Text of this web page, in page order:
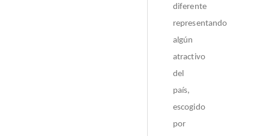
diferente
representando
algún
atractivo
del
país,
escogido
por